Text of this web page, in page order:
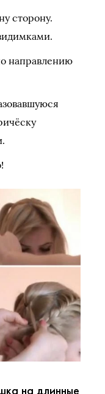
сторону.
направлению
на длинные